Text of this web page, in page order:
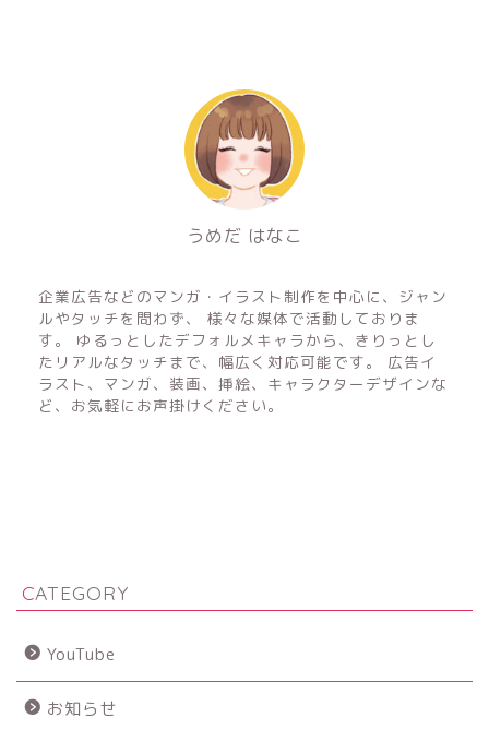
うめだ はなこ
企業広告などのマンガ・イラスト制作を中心に、ジャン
ルやタッチを問わず、 様々な媒体で活動しておりま
す。 ゆるっとしたデフォルメキャラから、きりっとし
たリアルなタッチまで、幅広く対応可能です。 広告イ
ラスト、マンガ、装画、挿絵、キャラクターデザインな
ど、お気軽にお声掛けください。
CATEGORY
YouTube
お知らせ